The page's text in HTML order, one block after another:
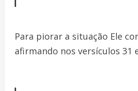
Para piorar a situação Ele
afirmando nos versículos 31